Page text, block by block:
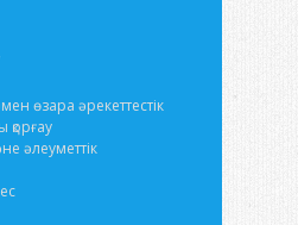
өзара әрекеттестік
әлеуметтік